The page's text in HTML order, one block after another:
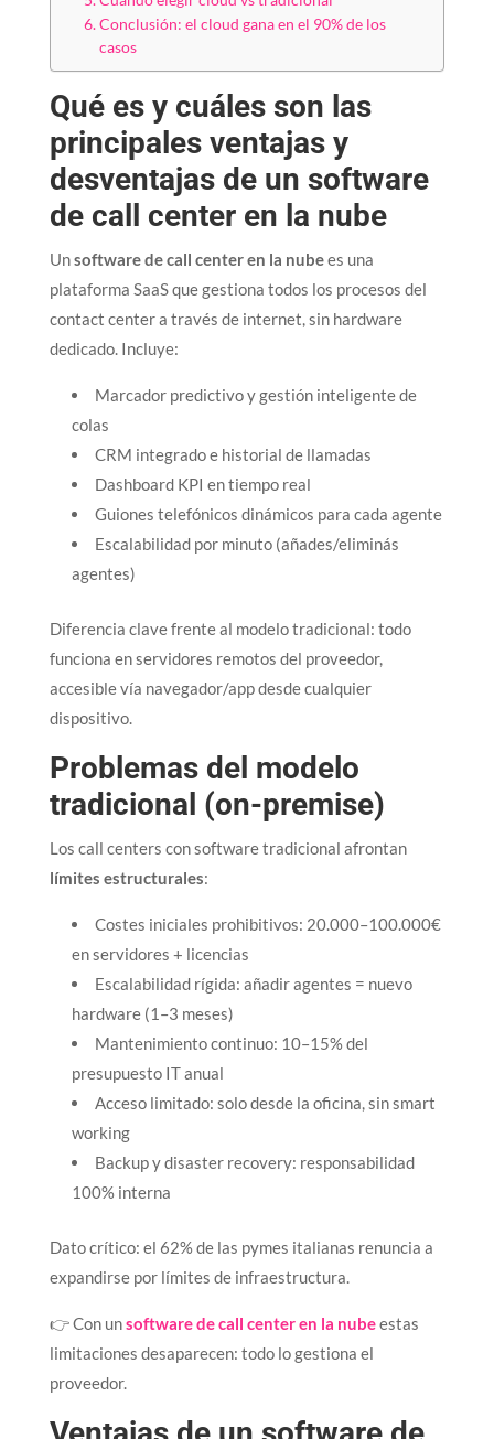
Conclusión: el cloud gana en el 90% de los
casos
Qué es y cuáles son las
principales ventajas y
desventajas de un software
de call center en la nube
Unsoftware de call center en la nubees una
plataforma SaaS que gestiona todos los procesos del
contact center a través de internet, sin hardware
dedicado. Incluye:
Marcador predictivo y gestión inteligente de
colas
CRM integrado e historial de llamadas
Dashboard KPI en tiempo real
Guiones telefónicos dinámicos para cada agente
Escalabilidad por minuto (añades/eliminás
agentes)
Diferencia clave frente al modelo tradicional: todo
funciona en servidores remotos del proveedor,
accesible vía navegador/app desde cualquier
dispositivo.​
Problemas del modelo
tradicional (on-premise)
Los call centers con software tradicional afrontan
límites estructurales:
Costes iniciales prohibitivos: 20.000–100.000€
en servidores + licencias
Escalabilidad rígida: añadir agentes = nuevo
hardware (1–3 meses)
Mantenimiento continuo: 10–15% del
presupuesto IT anual
Acceso limitado: solo desde la oficina, sin smart
working
Backup y disaster recovery: responsabilidad
100% interna
Dato crítico: el 62% de las pymes italianas renuncia a
expandirse por límites de infraestructura.​
👉 Con unsoftware de call center en la nubeestas
limitaciones desaparecen: todo lo gestiona el
proveedor.​